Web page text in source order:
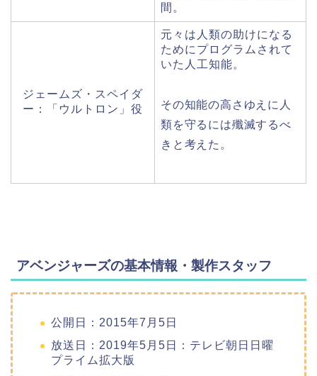
間。
ジェームズ・スペイダ
ー：「ウルトロン」役
元々は人類の助けになる
ためにプログラムされて
いた人工知能。
その知能の高さゆえに人
類を守るには殲滅するべ
きと考えた。
アベンジャーズの基本情報・製作スタッフ
公開日：2015年7月5日
放送日：2019年5月5日：テレビ朝日日曜
プライム拡大版